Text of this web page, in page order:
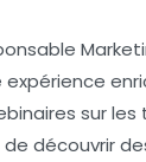
expérience
sur
de découvrir